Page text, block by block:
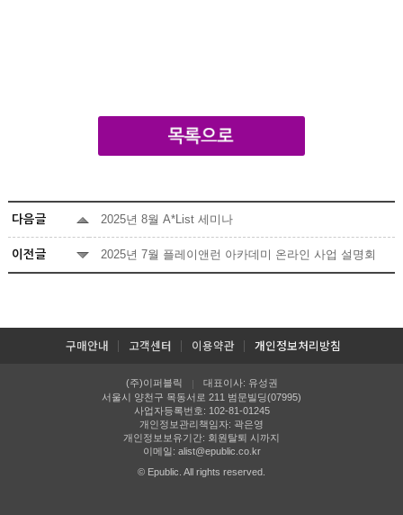
다음글 2025년 8월 A*List 세미나
이전글 2025년 7월 플레이앤런 아카데미 온라인 사업 설명회
구매안내 고객센터 이용약관 개인정보처리방침
(주)이퍼블릭 |
대표이사: 유성권
서울시 양천구 목동서로 211 범문빌딩(07995)
사업자등록번호: 102-81-01245
개인정보관리책임자: 곽은영
개인정보보유기간: 회원탈퇴 시까지
이메일: alist@epublic.co.kr
© Epublic. All rights reserved.